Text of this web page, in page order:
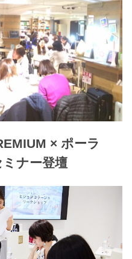
× ポーラ
ナー登壇